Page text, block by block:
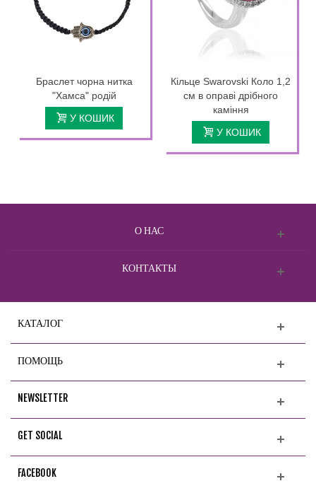
Браслет чорна нитка
"Хамса" родій
У КОШИК
Кільце Swarovski Коло 1,2
см в оправі дрібного
каміння
У КОШИК
О НАС
КОНТАКТЫ
КАТАЛОГ
ПОМОЩЬ
NEWSLETTER
GET SOCIAL
FACEBOOK